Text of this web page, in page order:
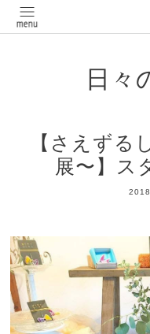
日々
【さえずる
展〜】ス
2018